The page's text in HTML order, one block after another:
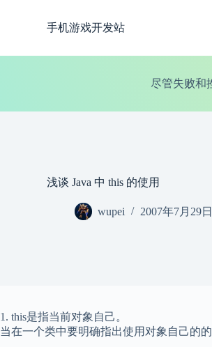
容
手机游戏开发站
尽管失败和
浅谈 Java 中 this 的使用
wupei 2007年7月29日
1. this是指当前对象自己。
当在一个类中要明确指出使用对象自己的